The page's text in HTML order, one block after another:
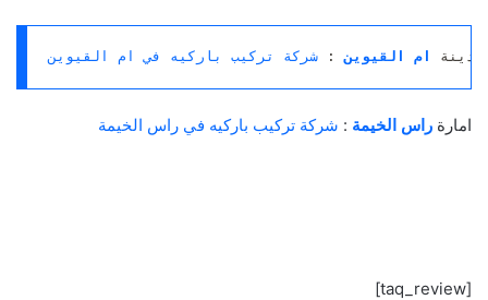
مدينة ام القيوين : شركة تركيب باركيه في ام القيوين
امارة راس الخيمة : شركة تركيب باركيه في راس الخيمة
[taq_review]